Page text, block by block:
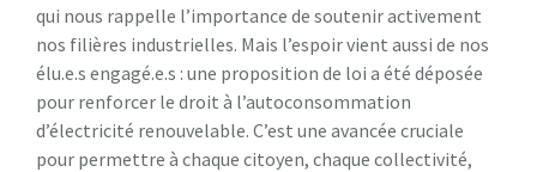
qui nous rappelle l’importance de soutenir activement
nos filières industrielles. Mais l’espoir vient aussi de nos
élu.e.s engagé.e.s : une proposition de loi a été déposée
pour renforcer le droit à l’autoconsommation
d’électricité renouvelable. C’est une avancée cruciale
pour permettre à chaque citoyen, chaque collectivité,